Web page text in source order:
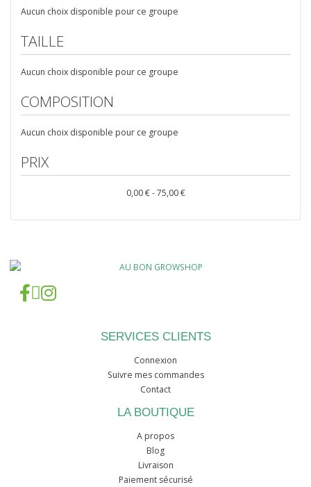
Aucun choix disponible pour ce groupe
TAILLE
Aucun choix disponible pour ce groupe
COMPOSITION
Aucun choix disponible pour ce groupe
PRIX
0,00 € - 75,00 €
SERVICES CLIENTS
Connexion
Suivre mes commandes
Contact
LA BOUTIQUE
A propos
Blog
Livraison
Paiement sécurisé